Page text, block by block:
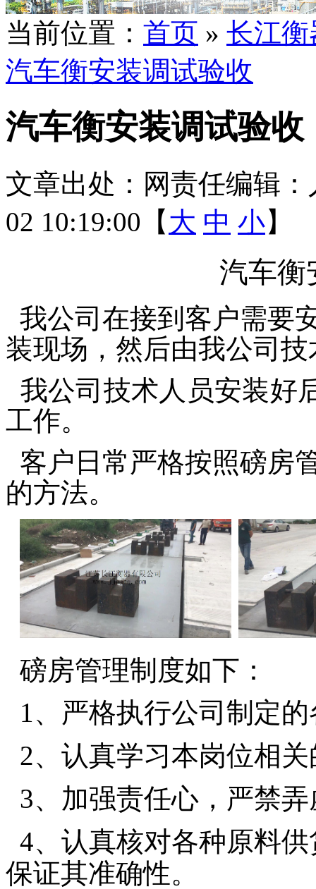
当前位置： 首页 » 长江
汽车衡安装调试验收
汽车衡安装调试验收
文章出处： 网责任编辑：
02 10:19:00【 大 中 小】
汽车衡
我公司在接到客户需要
装现场，然后由我公司
我公司技术人员安装好
工作。
客户日常严格按照磅房
的方法。
磅房管理制度如下：
1、严格执行公司制定
2、认真学习本岗位相
3、加强责任心，严禁
4、认真核对各种原料
保证其准确性。